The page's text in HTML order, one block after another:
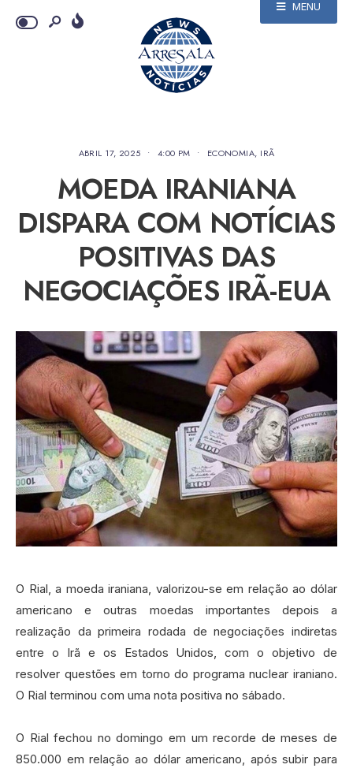
MENU
ABRIL 17, 2025 • 4:00 PM • ECONOMIA, IRÃ
MOEDA IRANIANA
DISPARA COM NOTÍCIAS
POSITIVAS DAS
NEGOCIAÇÕES IRÃ-EUA
O Rial, a moeda iraniana, valorizou-se em relação ao dólar
americano e outras moedas importantes depois a
realização da primeira rodada de negociações indiretas
entre o Irã e os Estados Unidos, com o objetivo de
resolver questões em torno do programa nuclear iraniano.
O Rial terminou com uma nota positiva no sábado.
O Rial fechou no domingo em um recorde de meses de
850.000 em relação ao dólar americano, após subir para